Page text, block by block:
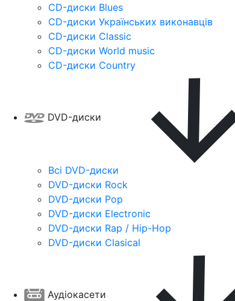
CD-диски Blues
CD-диски Українських виконавців
CD-диски Classic
CD-диски World music
CD-диски Country
DVD-диски
Всі DVD-диски
DVD-диски Rock
DVD-диски Pop
DVD-диски Electronic
DVD-диски Rap / Hip-Hop
DVD-диски Clasical
Аудіокасети